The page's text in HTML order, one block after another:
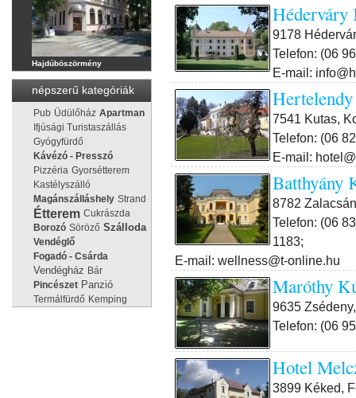
Hajdúböszörmény
népszerű kategóriák
Pub Üdülőház Apartman
Ifjúsági Turistaszállás
Gyógyfürdő
Kávézó - Presszó
Pizzéria Gyorsétterem
Kastélyszálló
Magánszálláshely Strand
Étterem Cukrászda
Borozó Söröző Szálloda
Vendéglő
Fogadó - Csárda
Vendégház Bár
Pincészet Panzió
Termálfürdő Kemping
Héderváry
9178
Telefon: (06
E-mail:
7541 Kutas,
Telefon: (06
E-mail:
Batthyány
8782
Telefon: (06
1183;
E-mail: wellness@t-online.hu
Maróthy
9635
Telefon: (06
Hotel
3899 Kéked,